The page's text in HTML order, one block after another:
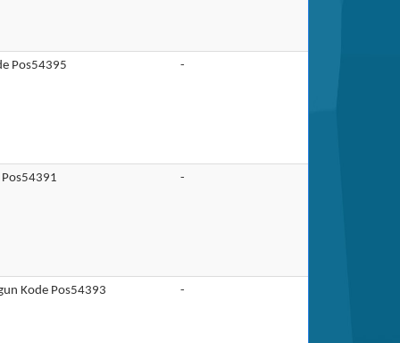
Pos54395 -
-
Kode Pos54393 -